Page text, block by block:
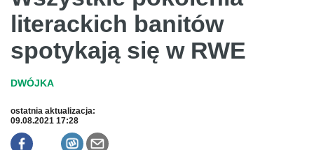
literackich banitów
spotykają się w RWE
ostatnia aktualizacja:
09.08.2021 17:28